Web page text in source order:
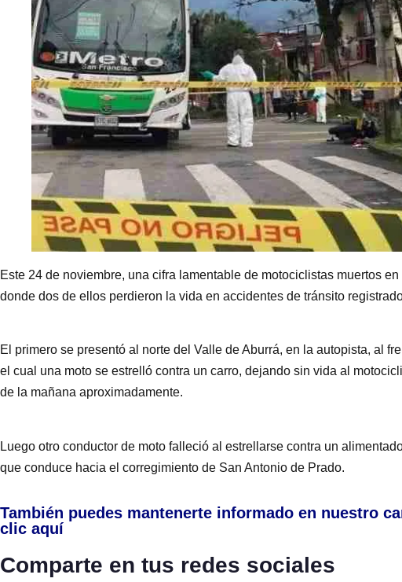
Este 24 de noviembre, una cifra lamentable de motociclistas muertos
donde dos de ellos perdieron la vida en accidentes de tránsito
El primero se presentó al norte del Valle de Aburrá, en la autopista, al
el cual una moto se estrelló contra un carro, dejando sin vida al
de la mañana aproximadamente.
Luego otro conductor de moto falleció al estrellarse contra un
que conduce hacia el corregimiento de San Antonio de Prado.
También puedes mantenerte informado en nuestro
clic aquí
Comparte en tus redes sociales